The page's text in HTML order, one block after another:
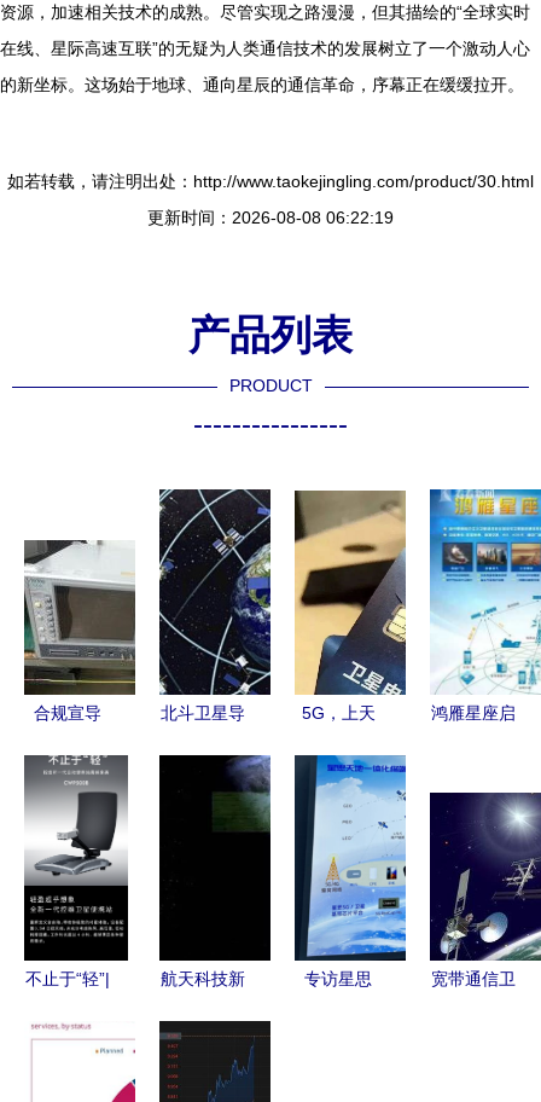
资源，加速相关技术的成熟。尽管实现之路漫漫，但其描绘的“全球实时
在线、星际高速互联”的无疑为人类通信技术的发展树立了一个激动人心
的新坐标。这场始于地球、通向星辰的通信革命，序幕正在缓缓拉开。
如若转载，请注明出处：http://www.taokejingling.com/product/30.html
更新时间：2026-08-08 06:22:19
产品列表
PRODUCT
----------------
合规宣导
品销售的边
界与自律
北斗卫星导
座布局与卫
5G，上天
基站擦出了
什么火花？
鸿雁星座启
响商业航天
新纪元
不止于“轻”|
自动便携站
航天科技新
信、雷达与
新材料如何
专访星思
宽带通信卫